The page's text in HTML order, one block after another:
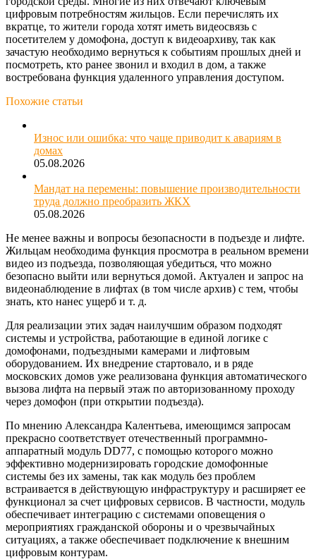
цифровым потребностям жильцов. Если перечислять их
вкратце, то жители города хотят иметь видеосвязь с
посетителем у домофона, доступ к видеоархиву, так как
зачастую необходимо вернуться к событиям прошлых дней и
посмотреть, кто ранее звонил и входил в дом, а также
востребована функция удаленного управления доступом.
Похожие статьи
Износ или ошибка: что чаще приводит к авариям в
домах
05.08.2026
Мандат на перемены: повышение производительности
труда должно преобразить ЖКХ
05.08.2026
Не менее важны и вопросы безопасности в подъезде и лифте.
Жильцам необходима функция просмотра в реальном времени
видео из подъезда, позволяющая убедиться, что можно
безопасно выйти или вернуться домой. Актуален и запрос на
видеонаблюдение в лифтах (в том числе архив) с тем, чтобы
знать, кто нанес ущерб и т. д.
Для реализации этих задач наилучшим образом подходят
системы и устройства, работающие в единой логике с
домофонами, подъездными камерами и лифтовым
оборудованием. Их внедрение стартовало, и в ряде
московских домов уже реализована функция автоматического
вызова лифта на первый этаж по авторизованному проходу
через домофон (при открытии подъезда).
По мнению Александра Калентьева, имеющимся запросам
прекрасно соответствует отечественный программно-
аппаратный модуль DD77, с помощью которого можно
эффективно модернизировать городские домофонные
системы без их замены, так как модуль без проблем
встраивается в действующую инфраструктуру и расширяет ее
функционал за счет цифровых сервисов. В частности, модуль
обеспечивает интеграцию с системами оповещения о
мероприятиях гражданской обороны и о чрезвычайных
ситуациях, а также обеспечивает подключение к внешним
цифровым контурам.